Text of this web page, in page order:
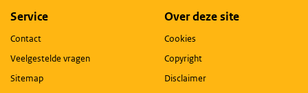
Service
Contact
Veelgestelde vragen
Sitemap
Over deze site
Cookies
Copyright
Disclaimer